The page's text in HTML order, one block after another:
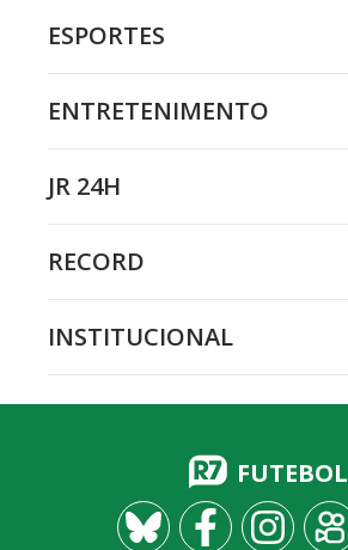
ESPORTES
ENTRETENIMENTO
JR 24H
RECORD
INSTITUCIONAL
FUTEBOL